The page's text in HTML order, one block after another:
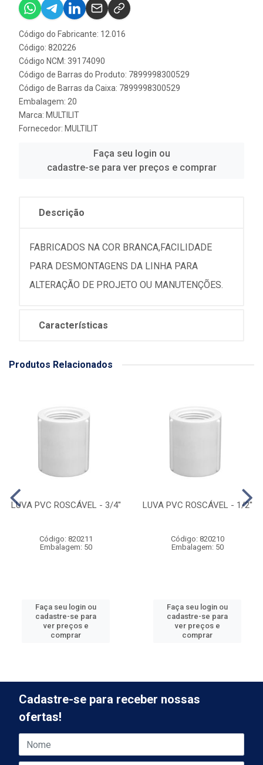
Código do Fabricante: 12.016
Código: 820226
Código NCM: 39174090
Código de Barras do Produto: 7899998300529
Código de Barras da Caixa: 7899998300529
Embalagem: 20
Marca: MULTILIT
Fornecedor: MULTILIT
Faça seu login ou
cadastre-se para ver preços e comprar
Descrição
FABRICADOS NA COR BRANCA,FACILIDADE
PARA DESMONTAGENS DA LINHA PARA
ALTERAÇÃO DE PROJETO OU MANUTENÇÕES.
Características
Produtos Relacionados
LUVA PVC ROSCÁVEL - 3/4''
Código: 820211
Embalagem: 50
Faça seu login ou
cadastre-se para
ver preços e
comprar
LUVA PVC ROSCÁVEL - 1/2''
Código: 820210
Embalagem: 50
Faça seu login ou
cadastre-se para
ver preços e
comprar
Cadastre-se para receber nossas
ofertas!